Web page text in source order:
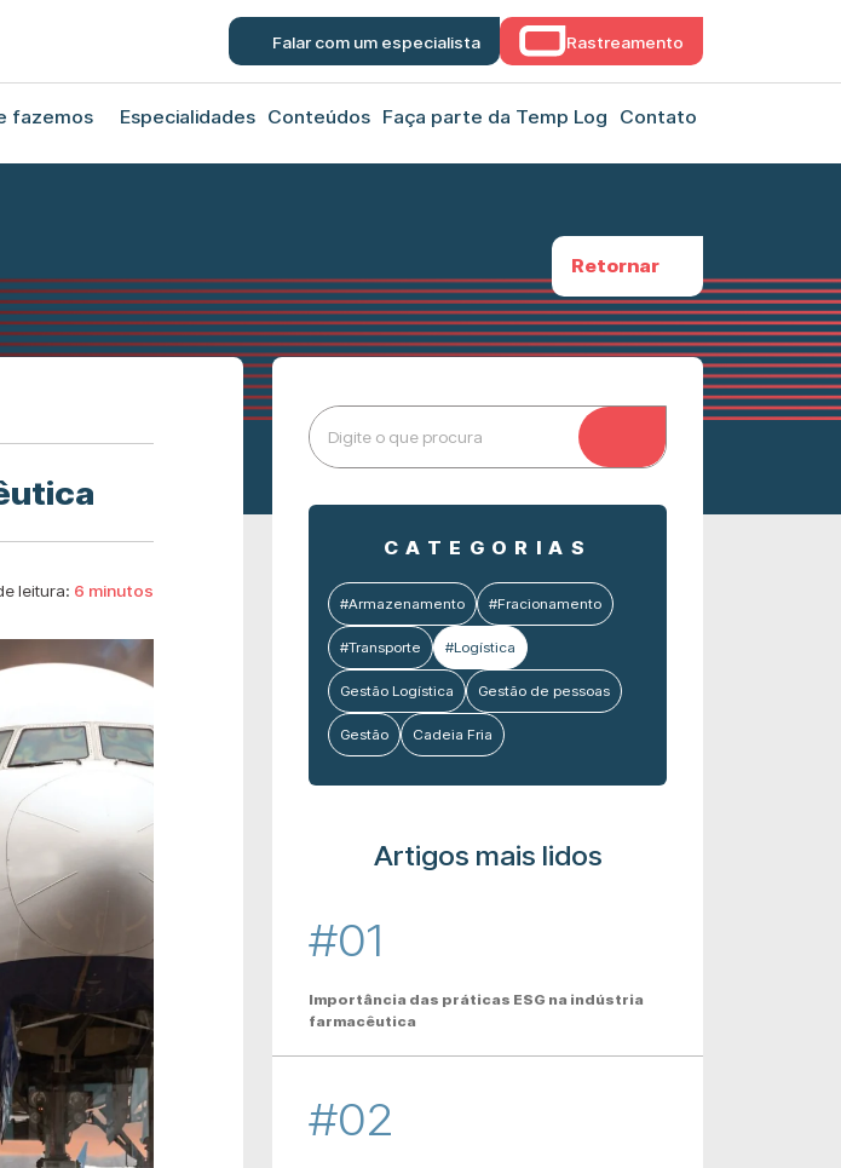
Falar com um especialista Rastreamento
fazemos Especialidades Conteúdos Faça parte da Temp Log Contato
Retornar
leitura: 6 minutos
CATEGORIAS
#Armazenamento #Fracionamento
#Transporte #Logística
Gestão Logística Gestão de pessoas
Gestão Cadeia Fria
Artigos mais lidos
#01
Importância das práticas ESG na indústria
farmacêutica
#02